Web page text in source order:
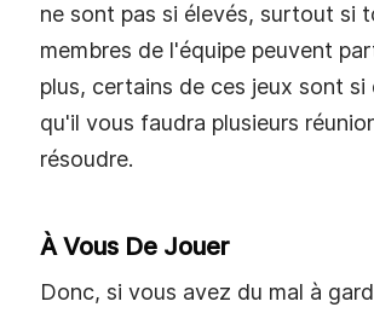
ne sont pas si élevés, surtout si
membres de l'équipe peuvent
plus, certains de ces jeux sont si
qu'il vous faudra plusieurs
résoudre.
À Vous De Jouer
Donc, si vous avez du mal à